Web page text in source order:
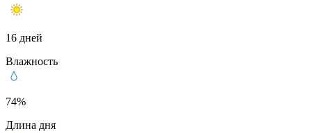
16 дней
Влажность
74%
Длина дня